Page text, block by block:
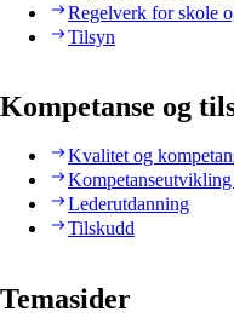
Regelverk for skole
Tilsyn
Kompetanse og
Kvalitet og
Lederutdanning
Tilskudd
Temasider